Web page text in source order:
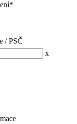
*
/ PSČ
x